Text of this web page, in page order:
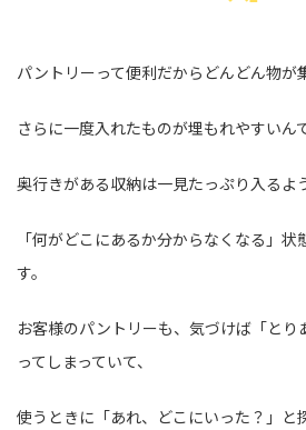
パントリーって便利だからどんどん物が
さらに一度入れたものが埋もれやすいん
奥行きがある収納は一見たっぷり入るよ
「何がどこにあるか分からなくなる」
す。
お客様のパントリーも、気づけば「とり
ってしまっていて、
使うときに「あれ、どこにいった？」と